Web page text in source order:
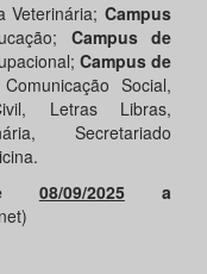
Veterinária;Campus
Campus de
Campus de
Social,
Letras Libras,
Secretariado
08/09/2025a